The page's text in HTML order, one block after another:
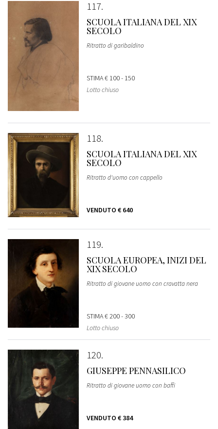
117
SCUOLA ITALIANA DEL XIX
SECOLO
Ritratto di garibaldino
STIMA€ 100 - 150
Lotto chiuso
118
SCUOLA ITALIANA DEL XIX
SECOLO
Ritratto d'uomo con cappello
VENDUTO € 640
119
SCUOLA EUROPEA, INIZI DEL
XIX SECOLO
Ritratto di giovane uomo con cravatta nera
STIMA€ 200 - 300
Lotto chiuso
120
GIUSEPPE PENNASILICO
Ritratto di giovane uomo con baffi
VENDUTO € 384